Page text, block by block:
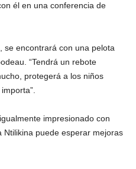
él en una conferencia de
se encontrará con una pelota
“Tendrá un rebote
protegerá a los niños
impresionado con
Ntilikina puede esperar mejoras